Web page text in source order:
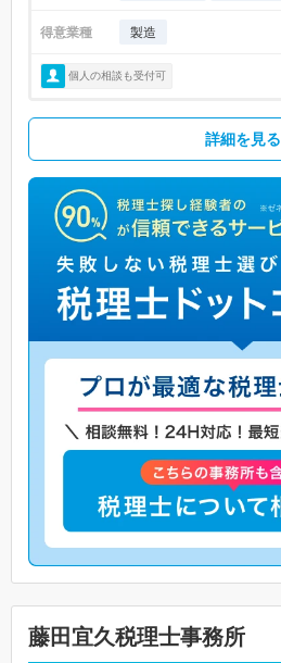
得意業種 製造
個人の相談も受付可
詳細を見る
藤田宜久税理士事務所